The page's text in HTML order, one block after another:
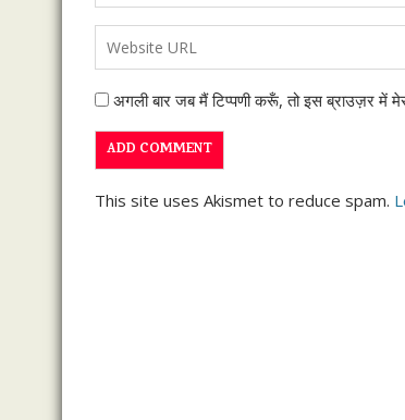
अगली बार जब मैं टिप्पणी करूँ, तो इस ब्राउज़र में
This site uses Akismet to reduce spam.